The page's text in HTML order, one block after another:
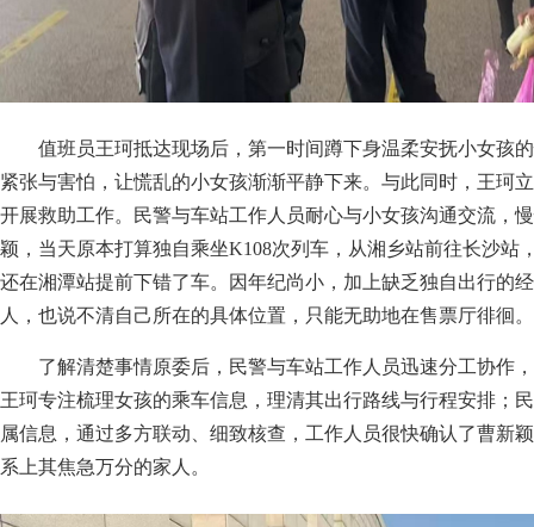
值班员王珂抵达现场后，第一时间蹲下身温柔安抚小女孩
紧张与害怕，让慌乱的小女孩渐渐平静下来。与此同时，王珂
开展救助工作。民警与车站工作人员耐心与小女孩沟通交流，
颖，当天原本打算独自乘坐K108次列车，从湘乡站前往长沙站
还在湘潭站提前下错了车。因年纪尚小，加上缺乏独自出行的
人，也说不清自己所在的具体位置，只能无助地在售票厅徘徊。
了解清楚事情原委后，民警与车站工作人员迅速分工协作
王珂专注梳理女孩的乘车信息，理清其出行路线与行程安排；
属信息，通过多方联动、细致核查，工作人员很快确认了曹新
系上其焦急万分的家人。